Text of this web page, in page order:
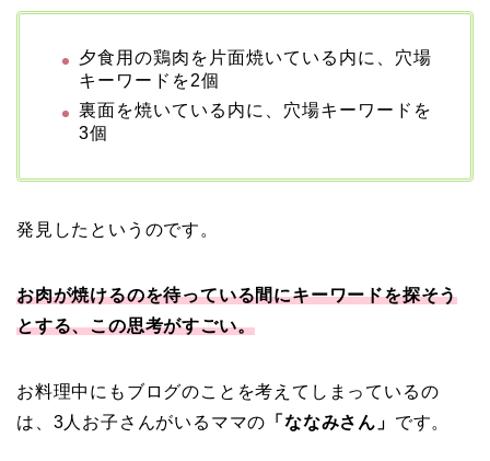
夕食用の鶏肉を片面焼いている内に、穴場
キーワードを2個
裏面を焼いている内に、穴場キーワードを
3個
発見したというのです。
お肉が焼けるのを待っている間にキーワードを探そう
とする、この思考がすごい。
お料理中にもブログのことを考えてしまっているの
は、3人お子さんがいるママの 「ななみさん」 です。